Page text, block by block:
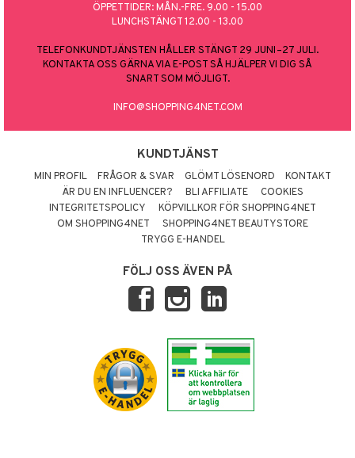
ÖPPETTIDER: MÅN.-FRE. 9.00 - 15.00
LUNCHSTÄNGT 12.00 - 13.00
TELEFONKUNDTJÄNSTEN HÅLLER STÄNGT 29 JUNI–27 JULI.
KONTAKTA OSS GÄRNA VIA E-POST SÅ HJÄLPER VI DIG SÅ
SNART SOM MÖJLIGT.
INFO@SHOPPING4NET.COM
KUNDTJÄNST
MIN PROFIL FRÅGOR & SVAR GLÖMT LÖSENORD
KONTAKT
ÄR DU EN INFLUENCER?
BLI AFFILIATE
COOKIES
INTEGRITETSPOLICY
KÖPVILLKOR FÖR SHOPPING4NET
OM SHOPPING4NET
SHOPPING4NET BEAUTYSTORE
TRYGG E-HANDEL
FÖLJ OSS ÄVEN PÅ